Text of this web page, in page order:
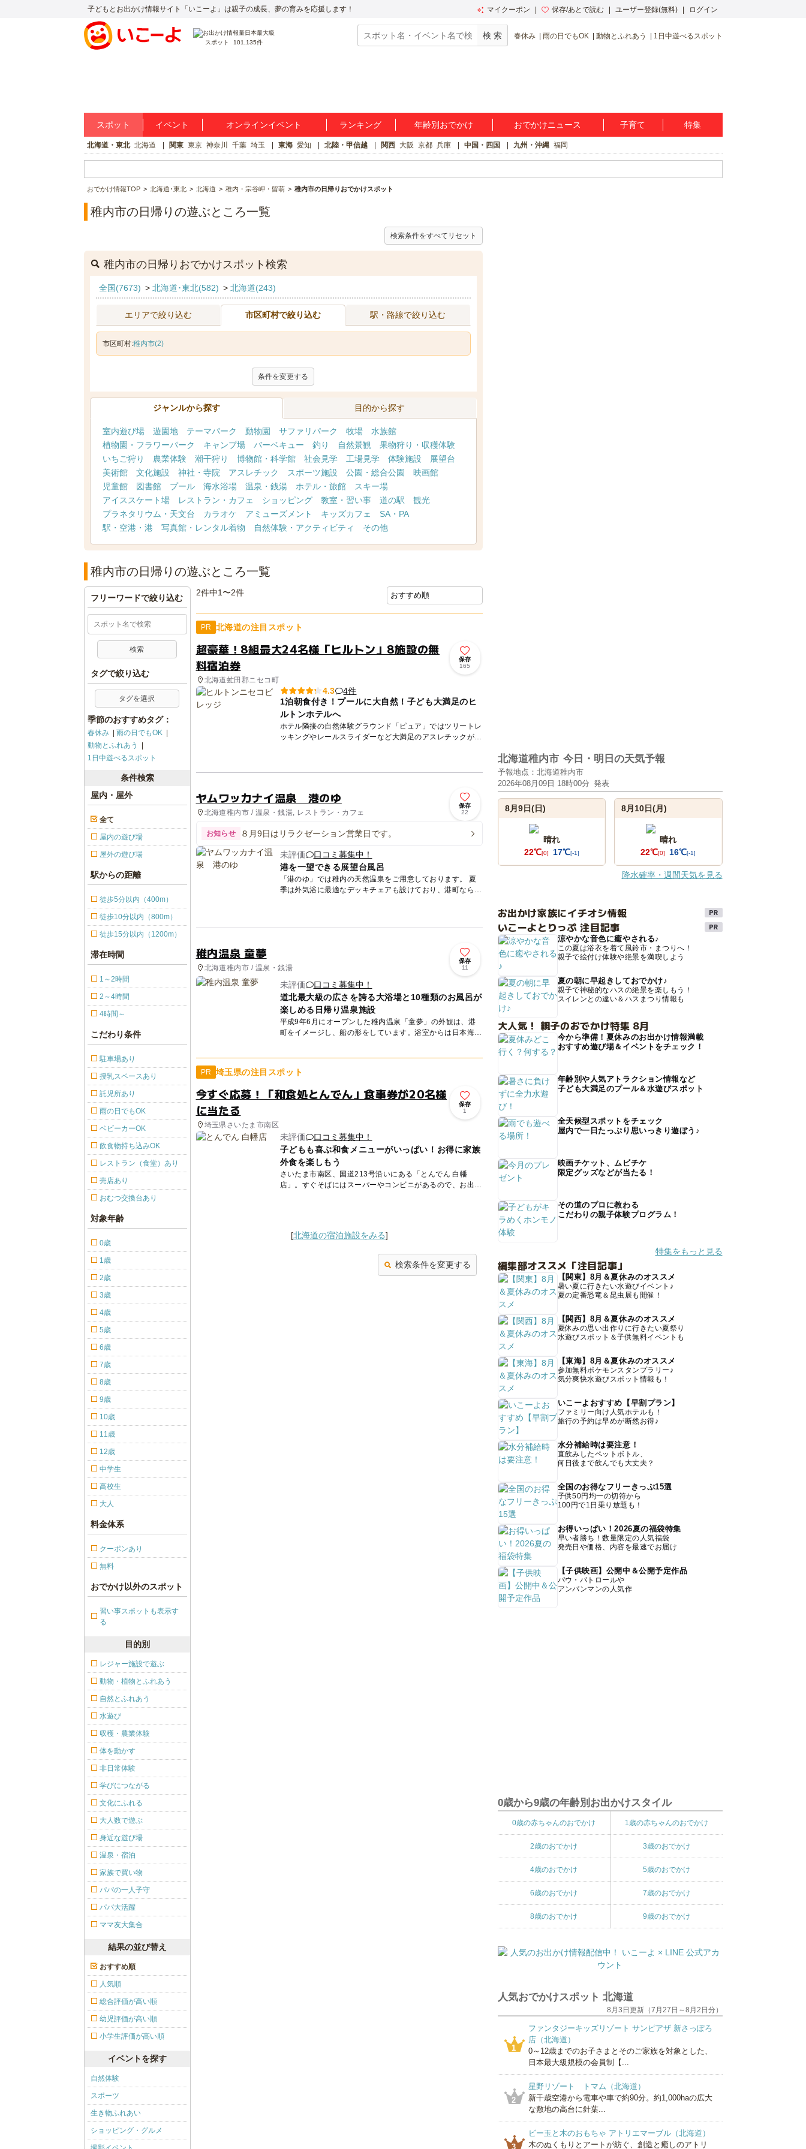
子どもとお出かけ情報サイト「いこーよ」は親子の成長、夢の育みを応援します！ マイクーポン 保存/あとで読む ユーザー登録(無料) ログイン
スポット 101,135件
春休み 雨の日でもOK 動物とふれあう 1日中遊べるスポット
スポット イベント オンラインイベント ランキング 年齢別おでかけ おでかけニュース 子育て 特集
北海道・東北 北海道 関東 東京 神奈川 千葉 埼玉 東海 愛知 北陸・甲信越 関西 大阪 京都 兵庫 中国・四国 九州・沖縄 福岡
おでかけ情報TOP 北海道･東北 北海道 稚内・宗谷岬・留萌 稚内市の日帰りおでかけスポット
稚内市の日帰りの遊ぶところ一覧
検索条件をすべてリセット
稚内市の日帰りおでかけスポット検索
全国(7673) > 北海道･東北(582) > 北海道(243)
エリアで絞り込む 市区町村で絞り込む 駅・路線で絞り込む
市区町村:稚内市(2)
条件を変更する
ジャンルから探す 目的から探す
室内遊び場 遊園地 テーマパーク 動物園 サファリパーク 牧場
水族館
植物園・フラワーパーク
キャンプ場 バーベキュー 釣り 自然景観
果物狩り・収穫体験
いちご狩り
農業体験 潮干狩り 博物館・科学館 社会見学 工場見学 体験施設
展望台
美術館
文化施設 神社・寺院 アスレチック スポーツ施設 公園・総合公園
映画館
児童館
図書館 プール 海水浴場 温泉・銭湯 ホテル・旅館
スキー場
アイススケート場
レストラン・カフェ ショッピング 教室・習い事 道の駅
観光
プラネタリウム・天文台
カラオケ アミューズメント キッズカフェ
SA・PA
駅・空港・港
写真館・レンタル着物 自然体験・アクティビティ その他
稚内市の日帰りの遊ぶところ一覧
2件中1〜2件
PR 北海道の注目スポット
超豪華！8組最大24名様「ヒルトン」8施設の無
料宿泊券
北海道虻田郡ニセコ町
保存
165
4.3
4件
1泊朝食付き！プールに大自然！子ども大満足のヒ
ルトンホテルへ
ホテル隣接の自然体験グラウンド「ピュア」ではツリートレ
ッキングやレールスライダーなど大満足のアスレチックが遊
ヤムワッカナイ温泉 港のゆ
北海道稚内市 / 温泉・銭湯, レストラン・カフェ
保存
22
お知らせ ８月9日はリラクゼーション営業日です。
未評価
口コミ募集中！
港を一望できる展望台風呂
「港のゆ」では稚内の天然温泉をご用意しております。 夏
季は外気浴に最適なデッキチェアも設けており、港町ならで
稚内温泉 童夢
北海道稚内市 / 温泉・銭湯
保存
11
未評価
口コミ募集中！
道北最大級の広さを誇る大浴場と10種類のお風呂が
楽しめる日帰り温泉施設
平成9年6月にオープンした稚内温泉「童夢」の外観は、港
町をイメージし、船の形をしています。浴室からは日本海に
PR 埼玉県の注目スポット
今すぐ応募！「和食処とんでん」食事券が20名様
に当たる
埼玉県さいたま市南区
保存
1
未評価
口コミ募集中！
子どもも喜ぶ和食メニューがいっぱい！お得に家族
外食を楽しもう
さいたま市南区、国道213号沿いにある「とんでん 白幡
店」。すぐそばにはスーパーやコンビニがあるので、お出か
[北海道の宿泊施設をみる]
検索条件を変更する
フリーワードで絞り込む
タグで絞り込む
タグを選択
季節のおすすめタグ：
春休み
雨の日でもOK
動物とふれあう
1日中遊べるスポット
条件検索
屋内・屋外
全て
屋内の遊び場
屋外の遊び場
駅からの距離
徒歩5分以内（400m）
徒歩10分以内（800m）
徒歩15分以内（1200m）
滞在時間
1～2時間
2～4時間
4時間～
こだわり条件
駐車場あり
授乳スペースあり
託児所あり
雨の日でもOK
ベビーカーOK
飲食物持ち込みOK
レストラン（食堂）あり
売店あり
おむつ交換台あり
対象年齢
0歳
1歳
2歳
3歳
4歳
5歳
6歳
7歳
8歳
9歳
10歳
11歳
12歳
中学生
高校生
大人
料金体系
クーポンあり
無料
おでかけ以外のスポット
習い事スポットも表示す
る
目的別
レジャー施設で遊ぶ
動物・植物とふれあう
自然とふれあう
水遊び
収穫・農業体験
体を動かす
非日常体験
学びにつながる
文化にふれる
大人数で遊ぶ
身近な遊び場
温泉・宿泊
家族で買い物
パパの一人子守
パパ大活躍
ママ友大集合
結果の並び替え
おすすめ順
人気順
総合評価が高い順
幼児評価が高い順
小学生評価が高い順
イベントを探す
自然体験
スポーツ
生き物ふれあい
ショッピング・グルメ
北海道稚内市 今日・明日の天気予報
予報地点：北海道稚内市
2026年08月09日 18時00分 発表
8月9日(日)
晴れ
22℃[0] 17℃[-1]
8月10日(月)
晴れ
22℃[0] 16℃[-1]
降水確率・週間天気を見る
お出かけ家族にイチオシ情報
いこーよとりっぷ 注目記事
涼やかな音色に癒やされる♪
この夏は浴衣を着て風鈴市・まつりへ！
親子で絵付け体験や絶景を満喫しよう
夏の朝に早起きしておでかけ♪
親子で神秘的なハスの絶景を楽しもう！
スイレンとの違い＆ハスまつり情報も
大人気！ 親子のおでかけ特集 8月
今から準備！夏休みのお出かけ情報満載
おすすめ遊び場＆イベントをチェック！
年齢別や人気アトラクション情報など
子ども大満足のプール＆水遊びスポット
全天候型スポットをチェック
屋内で一日たっぷり思いっきり遊ぼう♪
映画チケット、ムビチケ
限定グッズなどが当たる！
その道のプロに教わる
こだわりの親子体験プログラム！
特集をもっと見る
編集部オススメ「注目記事」
【関東】8月＆夏休みのオススメ
暑い夏に行きたい水遊びイベント♪
夏の定番恐竜＆昆虫展も開催！
【関西】8月＆夏休みのオススメ
夏休みの思い出作りに行きたい夏祭り
水遊びスポット＆子供無料イベントも
【東海】8月＆夏休みのオススメ
参加無料ポケモンスタンプラリー♪
気分爽快水遊びスポット情報も！
いこーよおすすめ【早割プラン】
ファミリー向け人気ホテルも！
旅行の予約は早めが断然お得♪
水分補給時は要注意！
直飲みしたペットボトル、
何日後まで飲んでも大丈夫？
全国のお得なフリーきっぷ15選
子供50円均一の切符から
100円で1日乗り放題も！
お得いっぱい！2026夏の福袋特集
早い者勝ち！数量限定の人気福袋
発売日や価格、内容を最速でお届け
【子供映画】公開中＆公開予定作品
パウ・パトロールや
アンパンマンの人気作
0歳から9歳の年齢別お出かけスタイル
0歳の赤ちゃんのおでかけ 1歳の赤ちゃんのおでかけ
2歳のおでかけ 3歳のおでかけ
4歳のおでかけ 5歳のおでかけ
6歳のおでかけ 7歳のおでかけ
8歳のおでかけ 9歳のおでかけ
人気おでかけスポット 北海道
8月3日更新（7月27日～8月2日分）
1
ファンタジーキッズリゾート サンピアザ 新さっぽろ
店（北海道）
0～12歳までのお子さまとそのご家族を対象とした、
日本最大級規模の会員制【...
2
星野リゾート トマム（北海道）
新千歳空港から電車や車で約90分。約1,000haの広大
な敷地の高台に針葉...
3
ビー玉と木のおもちゃ アトリエマーブル（北海道）
木のぬくもりとアートが紡ぐ、創造と癒しのアトリ